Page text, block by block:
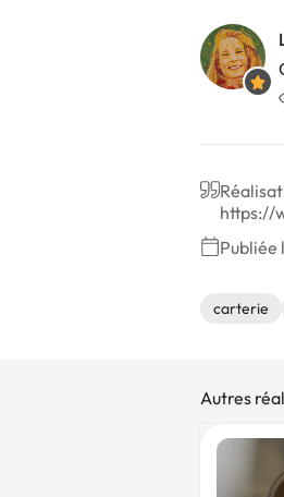
https://
Publiée
carterie
Autres